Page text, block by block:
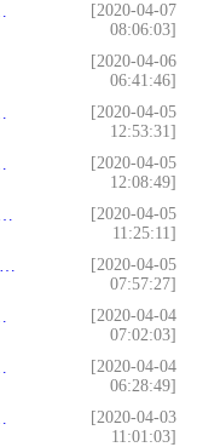
[2020-04-07
08:06:03]
[2020-04-06
06:41:46]
[2020-04-05
12:53:31]
[2020-04-05
12:08:49]
[2020-04-05
11:25:11]
[2020-04-05
07:57:27]
[2020-04-04
07:02:03]
[2020-04-04
06:28:49]
[2020-04-03
11:01:03]